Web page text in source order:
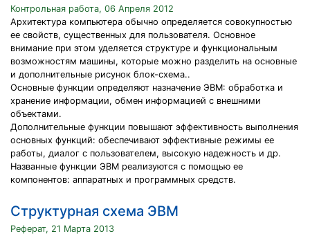
Контрольная работа, 06 Апреля 2012
Архитектура компьютера обычно определяется совокупностью
ее свойств, существенных для пользователя. Основное
внимание при этом уделяется структуре и функциональным
возможностям машины, которые можно разделить на основные
и дополнительные рисунок блок-схема..
Основные функции определяют назначение ЭВМ: обработка и
хранение информации, обмен информацией с внешними
объектами.
Дополнительные функции повышают эффективность выполнения
основных функций: обеспечивают эффективные режимы ее
работы, диалог с пользователем, высокую надежность и др.
Названные функции ЭВМ реализуются с помощью ее
компонентов: аппаратных и программных средств.
Структурная схема ЭВМ
Реферат, 21 Марта 2013